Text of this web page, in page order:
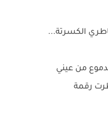
الكسرتة...
من عيني
رقمة